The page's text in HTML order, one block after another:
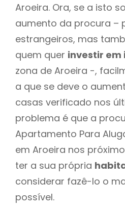
Aroeira. Ora, se a isto
aumento da procura –
estrangeiros, mas
quem quer investir
zona de Aroeira -,
a que se deve o
casas verificado nos
problema é que a
Apartamento Para
em Aroeira nos
ter a sua própria
considerar fazê-lo o
possível.